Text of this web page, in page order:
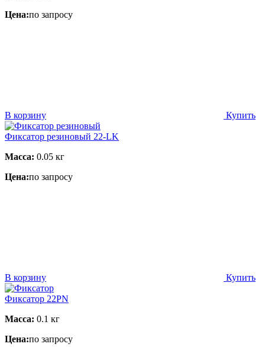
Цена:по запросу
В корзину Купить
Фиксатор резиновый 22-LK
Масса: 0.05 кг
Цена:по запросу
В корзину Купить
Фиксатор 22PN
Масса: 0.1 кг
Цена:по запросу